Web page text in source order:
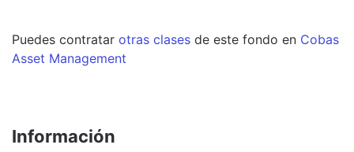
Puedes contratar otras clases de este fondo en Cobas
Asset Management
Información